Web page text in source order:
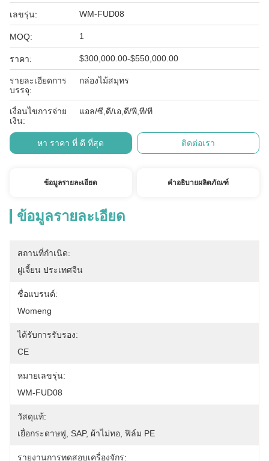
เลขรุ่น: WM-FUD08
MOQ: 1
ราคา: $300,000.00-$550,000.00
รายละเอียดการ
บรรจุ:
กล่องไม้สมุทร
เงื่อนไขการจ่าย
เงิน:
แอล/ซี,ดี/เอ,ดี/พี,ที/ที
หา ราคา ที่ ดี ที่สุด ติดต่อเรา
ข้อมูลรายละเอียด คำอธิบายผลิตภัณฑ์
ข้อมูลรายละเอียด
สถานที่กำเนิด:
ฝูเจี้ยน ประเทศจีน
ชื่อแบรนด์:
Womeng
ได้รับการรับรอง:
CE
หมายเลขรุ่น:
WM-FUD08
วัสดุแท้:
เยื่อกระดาษฟู, SAP, ผ้าไม่ทอ, ฟิล์ม PE
รายงานการทดสอบเครื่องจักร: